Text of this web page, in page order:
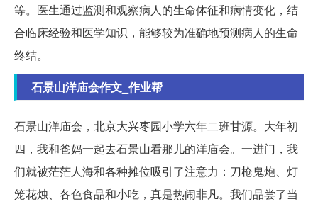
等。医生通过监测和观察病人的生命体征和病情变化，结
合临床经验和医学知识，能够较为准确地预测病人的生命
终结。
石景山洋庙会作文_作业帮
石景山洋庙会，北京大兴枣园小学六年二班甘源。大年初
四，我和爸妈一起去石景山看那儿的洋庙会。一进门，我
们就被茫茫人海和各种摊位吸引了注意力：刀枪鬼炮、灯
笼花烛、各色食品和小吃，真是热闹非凡。我们品尝了当